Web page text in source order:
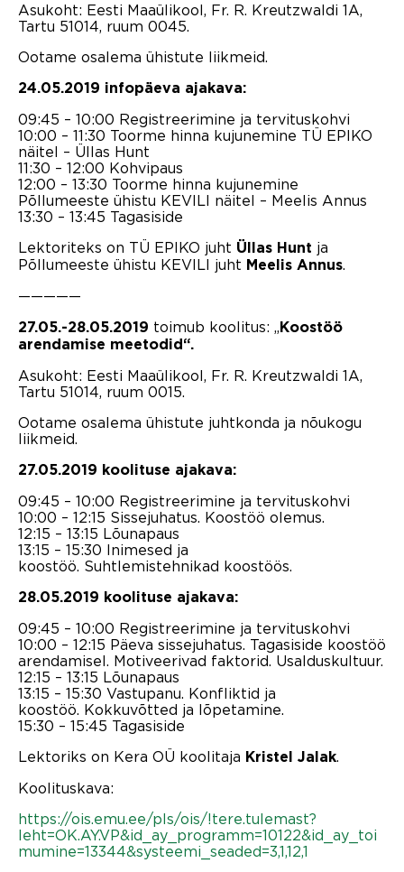
Asukoht: Eesti Maaülikool, Fr. R. Kreutzwaldi 1A,
Tartu 51014, ruum 0045.
Ootame osalema ühistute liikmeid.
24.05.2019 infopäeva ajakava:
09:45 – 10:00 Registreerimine ja tervituskohvi
10:00 – 11:30 Toorme hinna kujunemine TÜ EPIKO
näitel – Üllas Hunt
11:30 – 12:00 Kohvipaus
12:00 – 13:30 Toorme hinna kujunemine
Põllumeeste ühistu KEVILI näitel – Meelis Annus
13:30 – 13:45 Tagasiside
Lektoriteks on TÜ EPIKO juht Üllas Hunt ja
Põllumeeste ühistu KEVILI juht Meelis Annus.
—————
27.05.-28.05.2019 toimub koolitus: „ Koostöö
arendamise meetodid“.
Asukoht: Eesti Maaülikool, Fr. R. Kreutzwaldi 1A,
Tartu 51014, ruum 0015.
Ootame osalema ühistute juhtkonda ja nõukogu
liikmeid.
27.05.2019 koolituse ajakava:
09:45 – 10:00 Registreerimine ja tervituskohvi
10:00 – 12:15 Sissejuhatus. Koostöö olemus.
12:15 – 13:15 Lõunapaus
13:15 – 15:30 Inimesed ja
koostöö. Suhtlemistehnikad koostöös.
28.05.2019 koolituse ajakava:
09:45 – 10:00 Registreerimine ja tervituskohvi
10:00 – 12:15 Päeva sissejuhatus. Tagasiside koostöö
arendamisel. Motiveerivad faktorid. Usalduskultuur.
12:15 – 13:15 Lõunapaus
13:15 – 15:30 Vastupanu. Konfliktid ja
koostöö. Kokkuvõtted ja lõpetamine.
15:30 – 15:45 Tagasiside
Lektoriks on Kera OÜ koolitaja Kristel Jalak.
Koolituskava:
https://ois.emu.ee/pls/ois/!tere.tulemast?
leht=OK.AY.VP&id_ay_programm=10122&id_ay_toi
mumine=13344&systeemi_seaded=3,1,12,1